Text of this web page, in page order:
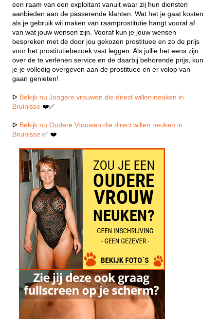
een raam van een exploitant vanuit waar zij hun diensten
aanbieden aan de passerende klanten. Wat het je gaat kosten
als je gebruik wil maken van raamprostitutie hangt vooral af
van wat jouw wensen zijn. Vooraf kun je jouw wensen
bespreken met de door jou gekozen prostituee en zo de prijs
voor het prostitutiebezoek vast leggen. Als jullie het eens zijn
over de te verlenen service en de daarbij behorende prijs, kun
je je volledig overgeven aan de prostituee en er volop van
gaan genieten!
ᐅ Bekijk nu Jongere vrouwen die direct willen neuken in
Bruinisse ❤️✅
ᐅ Bekijk nu Oudere Vrouwen die direct willen neuken in
Bruinisse ✅ ❤️